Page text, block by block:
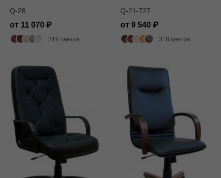
Q-28
от 11 070
319 цветов
Q-21-727
от 9 540
318 цветов